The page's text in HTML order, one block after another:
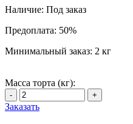
Наличие: Под заказ
Предоплата: 50%
Минимальный заказ: 2 кг
Масса торта (кг):
Заказать